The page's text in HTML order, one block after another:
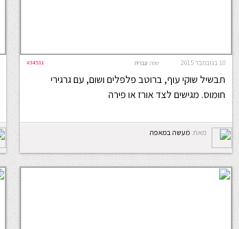
10 בנובמבר 2015 #34511 שפה: עברית
תבשיל שוקי עוף, ברוטב פלפלים ושום, עם גרגירי
חומוס. מגישים לצד אורז או פירה
מאת: מעשה במאפה